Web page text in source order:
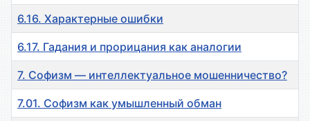
6.16. Характерные ошибки
6.17. Гадания и прорицания как аналогии
7. Софизм — интеллектуальное мошенничество?
7.01. Софизм как умышленный обман